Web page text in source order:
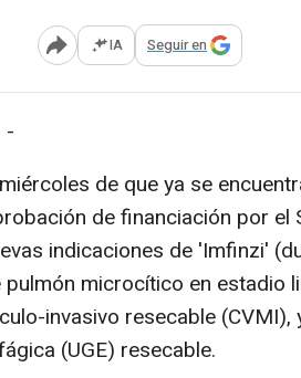
Abrir opciones para
IA Seguir en
-
de que ya se
de financiación por el
indicaciones de 'Imfinzi'
microcítico en estadio
invasivo resecable (CVMI),
(UGE) resecable.